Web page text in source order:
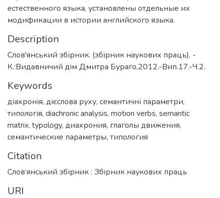
естественного языка, установлены отдельные их
модификации в истории английского языка.
Description
Слов'янський збірник. (збірник наукових праць). -
К.:Видавничий дім Дмитра Бураго,2012.-Вип.17.-Ч.2.
Keywords
діахронія, дієслова руху, семантичні параметри,
типологія, diachronic analysis, motion verbs, semantic
matrix, typology, диахрония, глаголы движения,
семантические параметры, типология
Citation
Слов’янський збірник : Збірник наукових праць
URI